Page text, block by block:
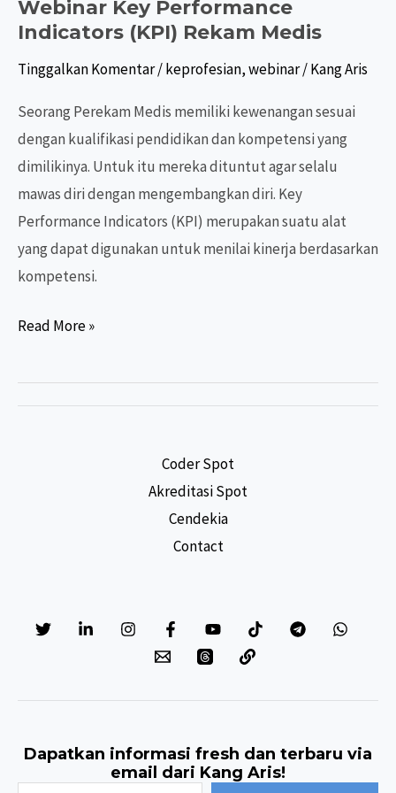
Webinar Key Performance
Indicators (KPI) Rekam Medis
Tinggalkan Komentar/keprofesian,webinar/Kang Aris
Seorang Perekam Medis memiliki kewenangan sesuai
dengan kualifikasi pendidikan dan kompetensi yang
dimilikinya. Untuk itu mereka dituntut agar selalu
mawas diri dengan mengembangkan diri. Key
Performance Indicators (KPI) merupakan suatu alat
yang dapat digunakan untuk menilai kinerja berdasarkan
kompetensi.
Webinar
Performance
Indicators
Read More »
Coder Spot
Akreditasi Spot
Cendekia
Contact
Dapatkan informasi fresh dan terbaru via
email dari Kang Aris!